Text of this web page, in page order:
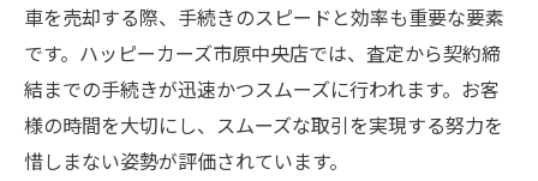
車を売却する際、手続きのスピードと効率も重要な要素
です。ハッピーカーズ市原中央店では、査定から契約締
結までの手続きが迅速かつスムーズに行われます。お客
様の時間を大切にし、スムーズな取引を実現する努力を
惜しまない姿勢が評価されています。